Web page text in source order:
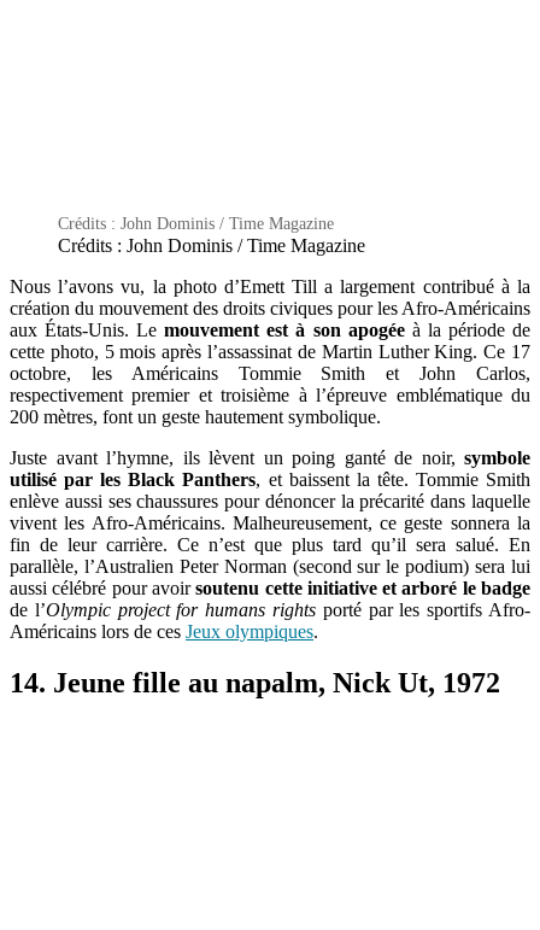
Crédits : John Dominis / Time Magazine
Crédits : John Dominis / Time Magazine
Nous l’avons vu, la photo d’Emett Till a largement contribué à la
création du mouvement des droits civiques pour les Afro-Américains
aux États-Unis. Lemouvement est à son apogéeà la période de
cette photo, 5 mois après l’assassinat de Martin Luther King. Ce 17
octobre, les Américains Tommie Smith et John Carlos,
respectivement premier et troisième à l’épreuve emblématique du
200 mètres, font un geste hautement symbolique.
Juste avant l’hymne, ils lèvent un poing ganté de noir, symbole
utilisé par les Black Panthers, et baissent la tête. Tommie Smith
enlève aussi ses chaussures pour dénoncer la précarité dans laquelle
vivent les Afro-Américains. Malheureusement, ce geste sonnera la
fin de leur carrière. Ce n’est que plus tard qu’il sera salué. En
parallèle, l’Australien Peter Norman (second sur le podium) sera lui
aussi célébré pour avoirsoutenu cette initiative et arboré le badge
de l’Olympic project for humans rights porté par les sportifs Afro-
Américains lors de ces Jeux olympiques.
14. Jeune fille au napalm, Nick Ut, 1972